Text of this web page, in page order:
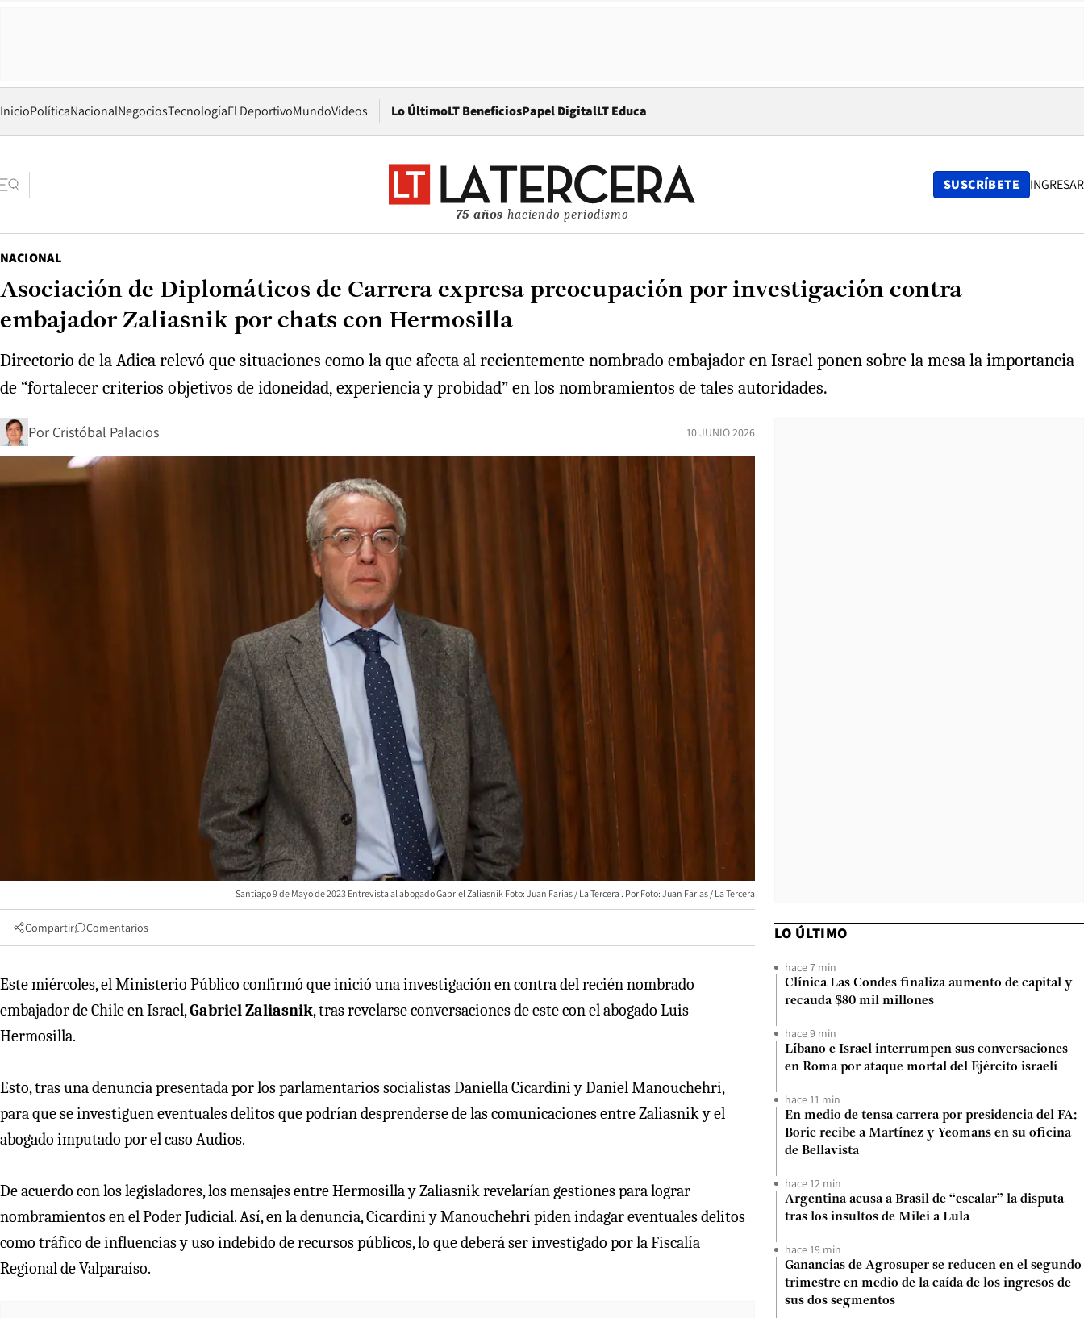
InicioPolíticaNacionalNegociosTecnologíaEl DeportivoMundoVideos Lo ÚltimoLT BeneficiosPapel DigitalOpens in new window
LT Educa
75 años haciendo periodismo
SUSCRÍBETE INGRESAR
NACIONAL
Asociación de Diplomáticos de Carrera expresa preocupación por investigación contra
embajador Zaliasnik por chats con Hermosilla
Directorio de la Adica relevó que situaciones como la que afecta al recientemente nombrado embajador en Israel ponen sobre la mesa la importancia
de “fortalecer criterios objetivos de idoneidad, experiencia y probidad” en los nombramientos de tales autoridades.
Por Cristóbal Palacios 10 JUNIO 2026
Santiago 9 de Mayo de 2023 Entrevista al abogado Gabriel Zaliasnik Foto: Juan Farias / La Tercera Foto: Juan Farias / La Tercera
Compartir Comentarios
Este miércoles, el Ministerio Público confirmó que inició una investigación en contra del recién nombrado
embajador de Chile en Israel,Gabriel Zaliasnik, tras revelarse conversaciones de este con el abogado Luis
Hermosilla.
Esto, tras una denuncia presentada por los parlamentarios socialistas Daniella Cicardini y Daniel Manouchehri,
para que se investiguen eventuales delitos que podrían desprenderse de las comunicaciones entre Zaliasnik y el
abogado imputado por el caso Audios.
De acuerdo con los legisladores, los mensajes entre Hermosilla y Zaliasnik revelarían gestiones para lograr
nombramientos en el Poder Judicial. Así, en la denuncia, Cicardini y Manouchehri piden indagar eventuales delitos
como tráfico de influencias y uso indebido de recursos públicos, lo que deberá ser investigado por la Fiscalía
Regional de Valparaíso.
LO ÚLTIMO
hace 7 min
Clínica Las Condes finaliza aumento de capital y
recauda $80 mil millones
hace 9 min
Líbano e Israel interrumpen sus conversaciones
en Roma por ataque mortal del Ejército israelí
hace 11 min
En medio de tensa carrera por presidencia del FA:
Boric recibe a Martínez y Yeomans en su oficina
de Bellavista
hace 12 min
Argentina acusa a Brasil de “escalar” la disputa
tras los insultos de Milei a Lula
hace 19 min
Ganancias de Agrosuper se reducen en el segundo
trimestre en medio de la caída de los ingresos de
sus dos segmentos